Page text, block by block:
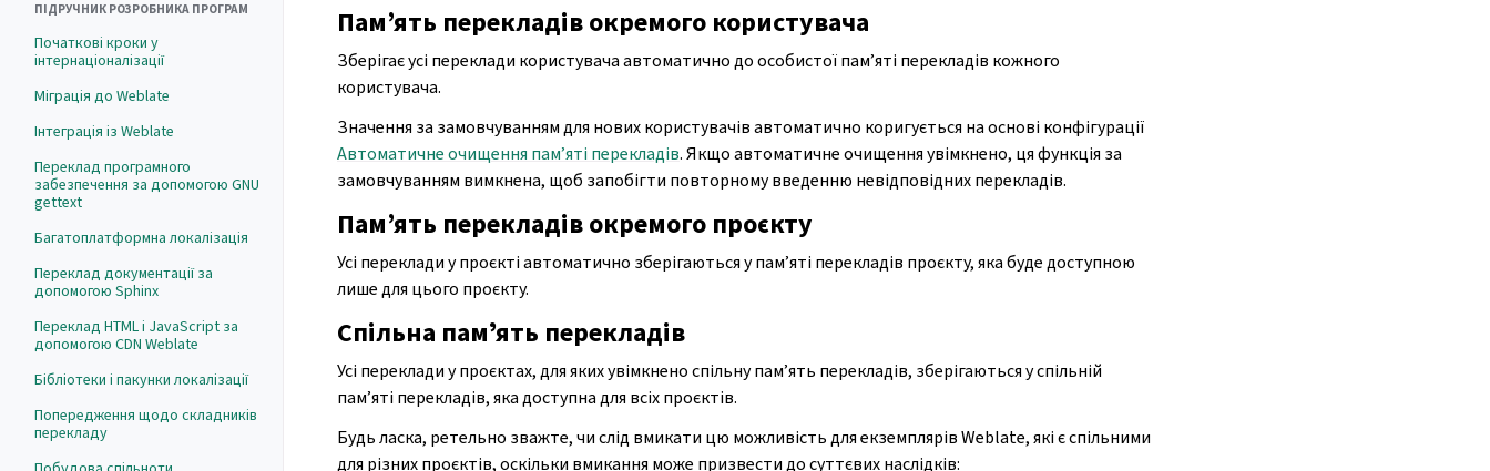
ПІДРУЧНИК РОЗРОБНИКА ПРОГРАМ
Початкові кроки у
інтернаціоналізації
Міграція до Weblate
Інтеграція із Weblate
Переклад програмного
забезпечення за допомогою GNU
gettext
Багатоплатформна локалізація
Переклад документації за
допомогою Sphinx
Переклад HTML і JavaScript за
допомогою CDN Weblate
Бібліотеки і пакунки локалізації
Попередження щодо складників
перекладу
Пам’ять перекладів окремого користувача
Зберігає усі переклади користувача автоматично до особистої пам’яті перекладів кожного
користувача.
Значення за замовчуванням для нових користувачів автоматично коригується на основі конфігурації
Автоматичне очищення пам’яті перекладів. Якщо автоматичне очищення увімкнено, ця функція за
замовчуванням вимкнена, щоб запобігти повторному введенню невідповідних перекладів.
Пам’ять перекладів окремого проєкту
Усі переклади у проєкті автоматично зберігаються у пам’яті перекладів проєкту, яка буде доступною
лише для цього проєкту.
Спільна памʼять перекладів
Усі переклади у проєктах, для яких увімкнено спільну пам’ять перекладів, зберігаються у спільній
пам’яті перекладів, яка доступна для всіх проєктів.
Будь ласка, ретельно зважте, чи слід вмикати цю можливість для екземплярів Weblate, які є спільними
для різних проєктів, оскільки вмикання може призвести до суттєвих наслідків: